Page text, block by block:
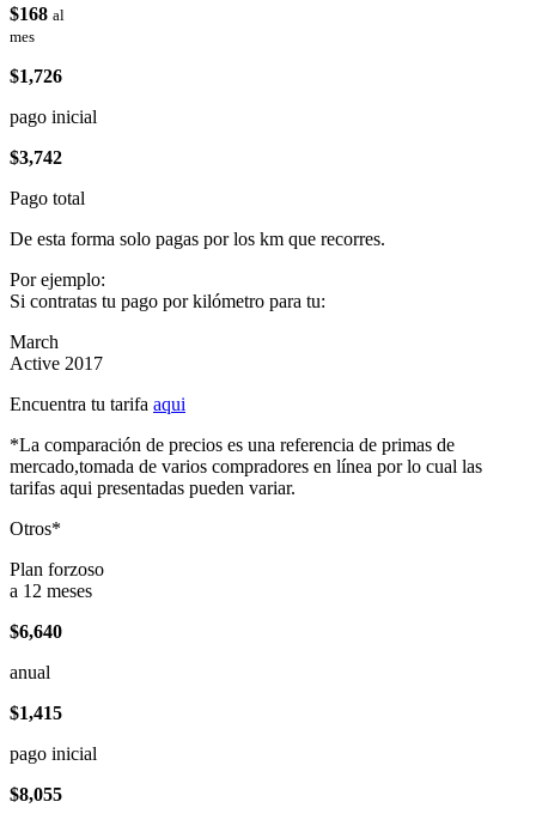
$168 al
mes
$1,726
pago inicial
$3,742
Pago total
De esta forma solo pagas por los km que recorres.
Por ejemplo:
Si contratas tu pago por kilómetro para tu:
March
Active 2017
Encuentra tu tarifa aqui
*La comparación de precios es una referencia de primas de
mercado,tomada de varios compradores en línea por lo cual las
tarifas aqui presentadas pueden variar.
Otros*
Plan forzoso
a 12 meses
$6,640
anual
$1,415
pago inicial
$8,055